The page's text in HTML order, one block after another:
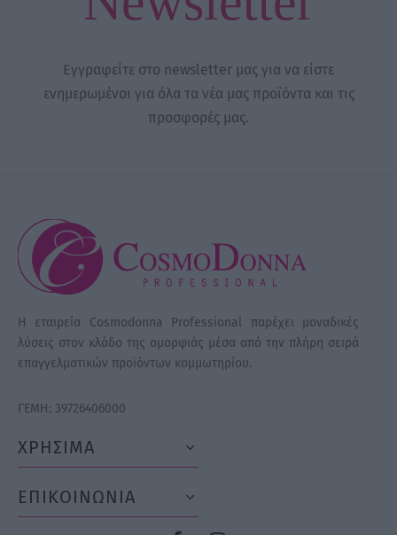
Εγγραφείτε στο newsletter μας για να είστε
ενημερωμένοι για όλα τα νέα μας προϊόντα και τις
προσφορές μας.
Η εταιρεία Cosmodonna Professional παρέχει μοναδικές
λύσεις στον κλάδο της ομορφιάς μέσα από την πλήρη σειρά
επαγγελματικών προϊόντων κομμωτηρίου.
ΓΕΜΗ: 39726406000
ΧΡΗΣΙΜΑ
ΕΠΙΚΟΙΝΩΝΙΑ